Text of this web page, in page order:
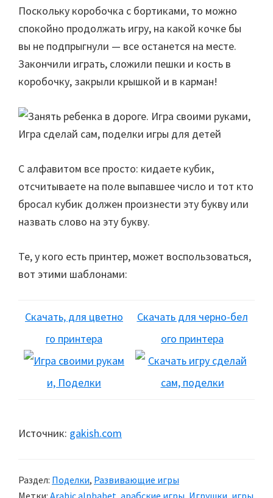
Поскольку коробочка с бортиками, то можно
спокойно продолжать игру, на какой кочке бы
вы не подпрыгнули — все останется на месте.
Закончили играть, сложили пешки и кость в
коробочку, закрыли крышкой и в карман!
С алфавитом все просто: кидаете кубик,
отсчитываете на поле выпавшее число и тот кто
бросал кубик должен произнести эту букву или
назвать слово на эту букву.
Те, у кого есть принтер, может воспользоваться,
вот этими шаблонами:
Скачать, для цветно
го принтера
Скачать для черно-бел
ого принтера
Источник: gakish.com
Раздел: Поделки, Развивающие игры
Метки: Arabic alphabet арабские игры Игрушки игры